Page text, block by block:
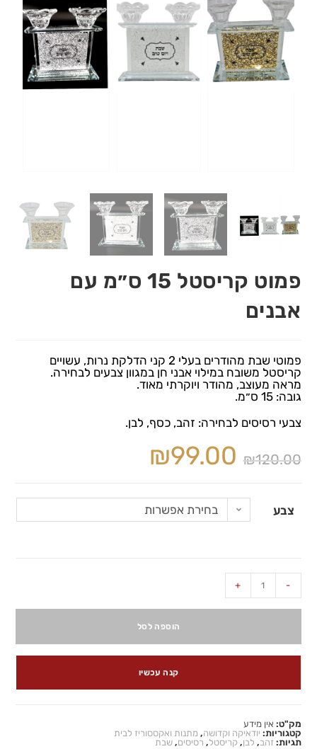
פמוט קריסטל 15 ס״מ עם
אבנים
פמוטי שבת מהודרים בעלי 2 קני הדלקת נרות, עשויים
קריסטל משובח במילוי אבני חן במגוון צבעים לבחירה.
מראה מעוצב, מהודר ויוקרתי מאוד.
גובה: 15 ס״מ.
צבעי רסיסים לבחירה: זהב, כסף, לבן.
₪120.00
₪99.00
צבע בחירת אפשרות
-
+
הוספה לסל
קנה עכשיו
מק"ט: אין מידע
קטגוריות: יודאיקה וקדושה, מתנות ואקססוריז לבית
תגיות: זהב, לבן, קריסטל, רסיסים,שבת